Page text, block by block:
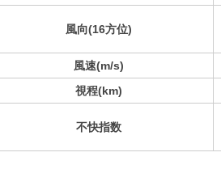
風向(16方位)
風速(m/s)
視程(km)
不快指数